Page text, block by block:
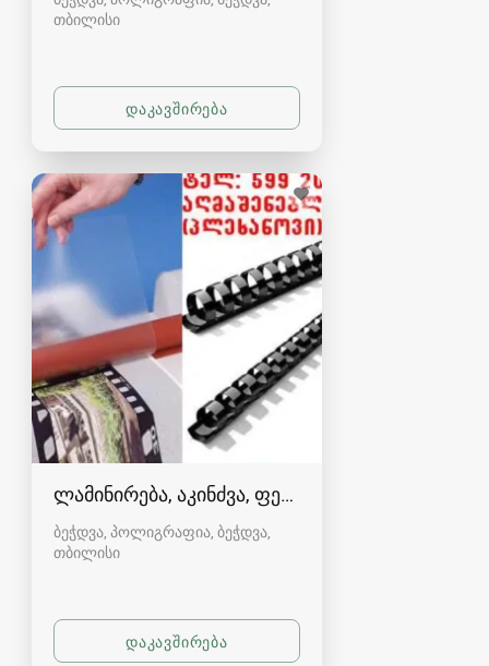
თბილისი
ლამინირება, აკინძვა, ფერადი ბეჭდვა - A4-A3
ბეჭდვა, პოლიგრაფია, ბეჭდვა
თბილისი